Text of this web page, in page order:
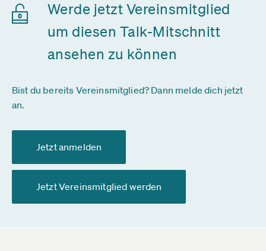
Werde jetzt Vereinsmitglied
um diesen Talk-Mitschnitt
ansehen zu können
Bist du bereits Vereinsmitglied? Dann melde dich jetzt
an.
Jetzt anmelden
Jetzt Vereinsmitglied werden